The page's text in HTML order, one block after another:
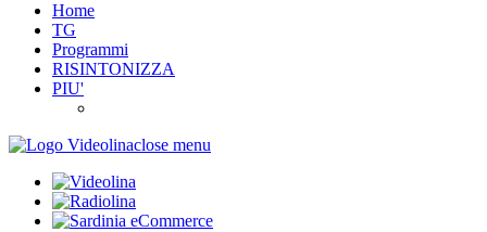
Home
TG
Programmi
RISINTONIZZA
PIU'
close menu